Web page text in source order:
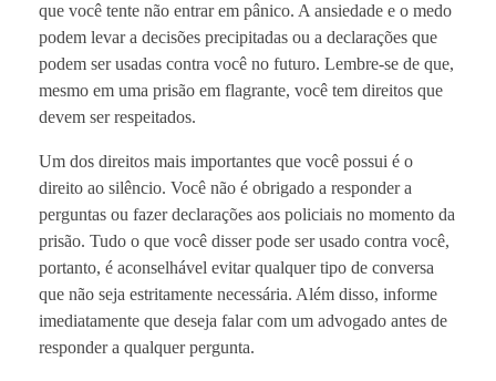
que você tente não entrar em pânico. A ansiedade e o medo
podem levar a decisões precipitadas ou a declarações que
podem ser usadas contra você no futuro. Lembre-se de que,
mesmo em uma prisão em flagrante, você tem direitos que
devem ser respeitados.
Um dos direitos mais importantes que você possui é o
direito ao silêncio. Você não é obrigado a responder a
perguntas ou fazer declarações aos policiais no momento da
prisão. Tudo o que você disser pode ser usado contra você,
portanto, é aconselhável evitar qualquer tipo de conversa
que não seja estritamente necessária. Além disso, informe
imediatamente que deseja falar com um advogado antes de
responder a qualquer pergunta.